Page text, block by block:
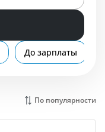
До зарплаты
По популярности